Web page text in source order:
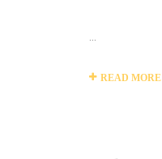
...
READ MORE